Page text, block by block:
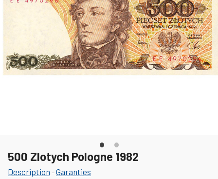
500 Zlotych Pologne 1982
Description -Garanties